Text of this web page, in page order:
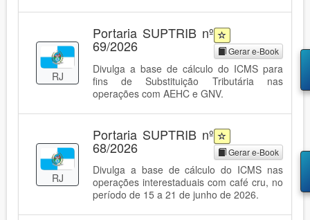
RJ
Portaria SUPTRIB nº
69/2026 Gerar e-Book
Divulga a base de cálculo do ICMS para
fins de Substituição Tributária nas
operações com AEHC e GNV.
RJ
Portaria SUPTRIB nº
68/2026 Gerar e-Book
Divulga a base de cálculo do ICMS nas
operações interestaduais com café cru, no
período de 15 a 21 de junho de 2026.